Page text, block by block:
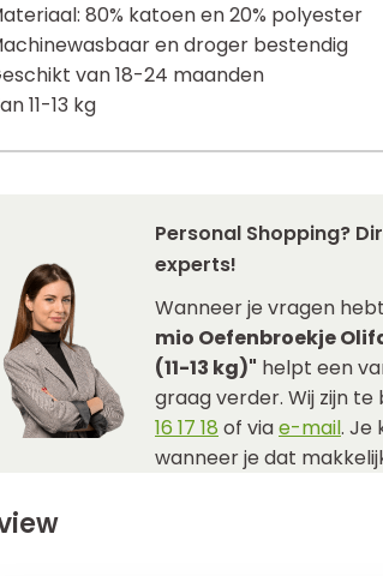
80% katoen en 20% polyester
en droger bestendig
van 18-24 maanden
11-13 kg
Personal Shopping?
experts!
Wanneer je vragen
mio Oefenbroekje
(11-13 kg)" helpt een
graag verder. Wij zijn te
16 17 18 of viae-mail. Je
wanneer je dat